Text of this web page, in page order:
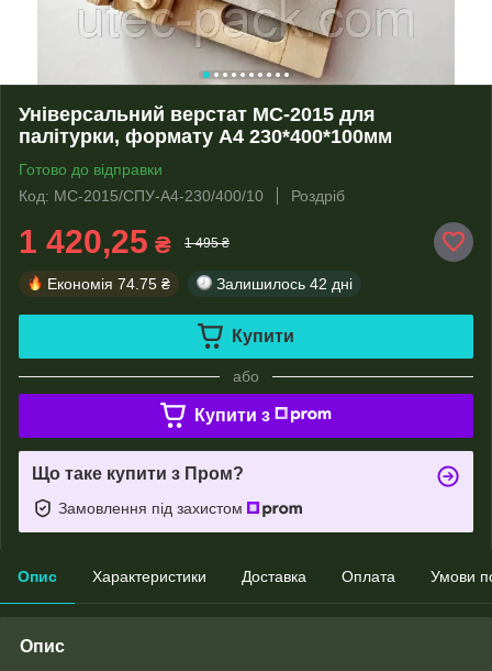
Універсальний верстат МС-2015 для
палітурки, формату А4 230*400*100мм
Готово до відправки
Код: МС-2015/СПУ-А4-230/400/10
Роздріб
1 420,25 ₴ 1 495 ₴
Економія 74.75 ₴ Залишилось 42 дні
Купити
або
Купити з
Що таке купити з Пром?
Замовлення під захистом
Опис Характеристики Доставка Оплата Умови
Опис